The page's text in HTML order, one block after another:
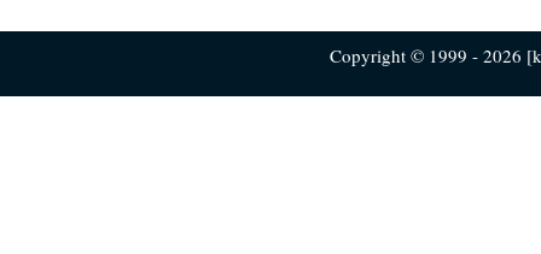
Copyright © 1999 - 2026